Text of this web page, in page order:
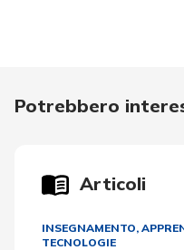
Potrebbero
Articoli
INSEGNAMENTO,
TECNOLOGIE